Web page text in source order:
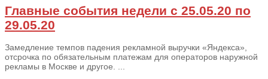
Главные события недели с 25.05.20 по
29.05.20
Замедление темпов падения рекламной выручки «Яндекса»,
отсрочка по обязательным платежам для операторов наружной
рекламы в Москве и другое. ...